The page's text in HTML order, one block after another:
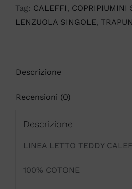
Tag: CALEFFI, COPRIPIUMINI
LENZUOLA SINGOLE,
Descrizione
Recensioni (0)
Descrizione
LINEA LETTO TEDDY
100% COTONE